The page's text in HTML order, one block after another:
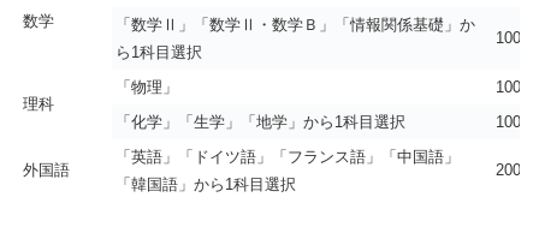
数学
「数学Ⅱ」「数学Ⅱ・数学Ｂ」「情報関係基礎」か
ら1科目選択
100
理科
「物理」
100
「化学」「生学」「地学」から1科目選択
100
外国語
「英語」「ドイツ語」「フランス語」「中国語」
「韓国語」から1科目選択
200